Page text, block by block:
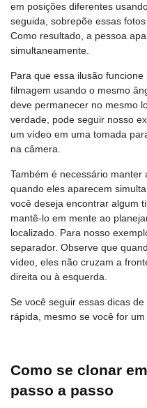
em posições diferentes
seguida, sobrepõe essas
Como resultado, a pessoa
simultaneamente.
Para que essa ilusão
filmagem usando o mesmo
deve permanecer no mesmo
verdade, pode seguir nosso
um vídeo em uma tomada
na câmera.
Também é necessário manter
quando eles aparecem
você deseja encontrar algum
mantê-lo em mente ao
localizado. Para nosso
separador. Observe que
vídeo, eles não cruzam a
direita ou à esquerda.
Se você seguir essas dicas
rápida, mesmo se você for
Como se clonar
passo a passo